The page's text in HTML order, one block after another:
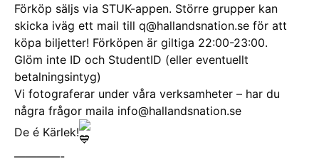
Förköp säljs via STUK-appen. Större grupper kan
skicka iväg ett mail till q@hallandsnation.se för att
köpa biljetter! Förköpen är giltiga 22:00-23:00.
Glöm inte ID och StudentID (eller eventuellt
betalningsintyg)
Vi fotograferar under våra verksamheter – har du
några frågor maila info@hallandsnation.se
De é Kärlek!
————-